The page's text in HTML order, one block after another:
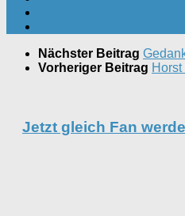
Nächster Beitrag
Vorheriger Beitrag
Jetzt gleich Fan